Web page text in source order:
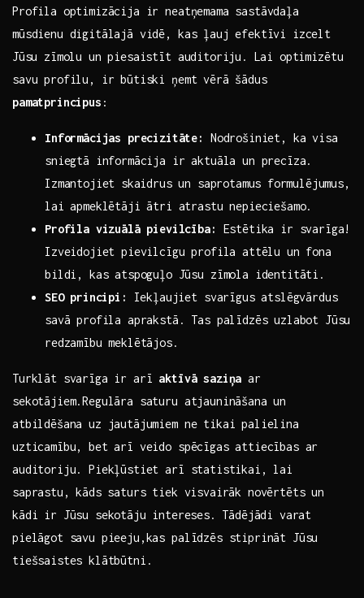
Profila ​optimizācija‍ ir neatņemama sastāvdaļa
mūsdienu digitālajā vidē, kas ​ļauj efektīvi ​izcelt
⁤Jūsu zīmolu un piesaistīt auditoriju. ⁤Lai optimizētu
savu profilu, ir būtiski ņemt vērā šādus ‌
pamatprincipus :
Informācijas precizitāte:
Nodrošiniet, ka visa
sniegtā informācija ir aktuāla un precīza.
Izmantojiet ⁤skaidrus un ⁢saprotamus ⁢formulējumus,
lai apmeklētāji ātri atrastu nepieciešamo.
Profila vizuālā pievilcība:
Estētika ir svarīga!⁣
Izveidojiet pievilcīgu profila attēlu un fona
bildi, kas atspoguļo Jūsu zīmola identitāti.
SEO ⁣principi:
Iekļaujiet svarīgus atslēgvārdus
savā profila aprakstā. Tas palīdzēs uzlabot Jūsu
redzamību meklētājos.
Turklāt svarīga ir arī aktīvā saziņa ar
sekotājiem.Regulāra saturu atjaunināšana un
atbildēšana uz jautājumiem ‍ne tikai palielina
uzticamību, bet arī veido ‍spēcīgas attiecības ar
auditoriju. Piekļūstiet arī statistikai, lai
saprastu, ⁢kāds saturs tiek visvairāk novērtēts un
kādi ir Jūsu sekotāju ⁤intereses.⁤ Tādējādi varat
pielāgot savu pieeju,kas palīdzēs stiprināt Jūsu
tiešsaistes klātbūtni.